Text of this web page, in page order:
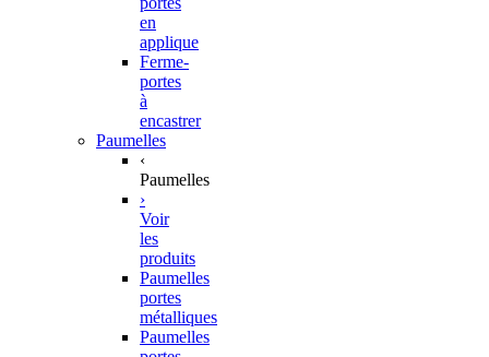
en
applique
Ferme-
portes
à
encastrer
Paumelles
‹
Paumelles
›
Voir
les
produits
Paumelles
portes
métalliques
Paumelles